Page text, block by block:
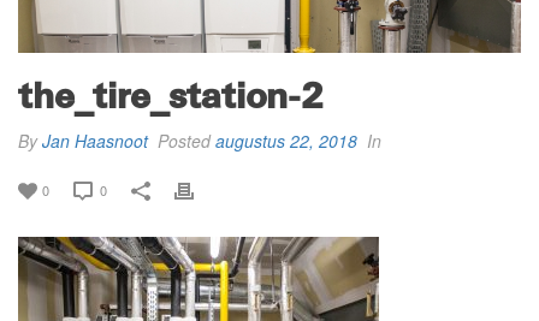
the_tire_station-2
ByJan Haasnoot Postedaugustus 22, 2018 In
0 0